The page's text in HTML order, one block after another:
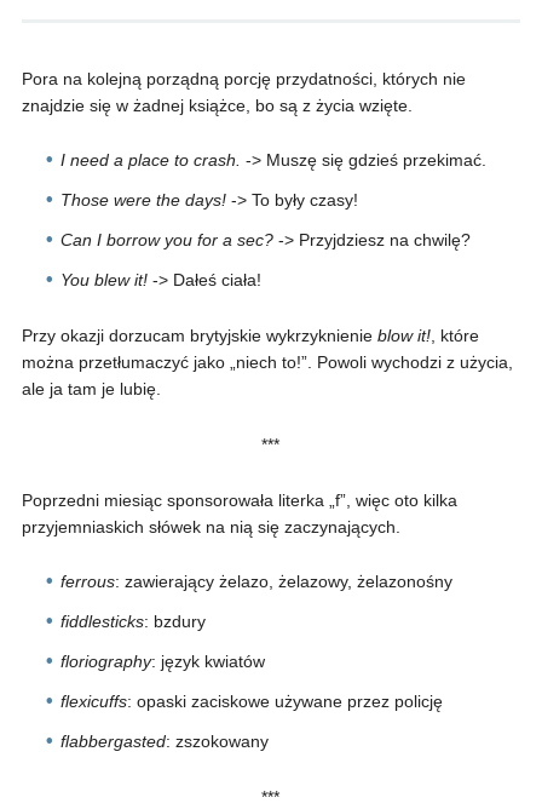
Pora na kolejną porządną porcję przydatności, których nie
znajdzie się w żadnej książce, bo są z życia wzięte.
I need a place to crash. -> Muszę się gdzieś przekimać.
Those were the days!-> To były czasy!
Can I borrow you for a sec?-> Przyjdziesz na chwilę?
You blew it!-> Dałeś ciała!
Przy okazji dorzucam brytyjskie wykrzyknienie blow it!, które
można przetłumaczyć jako „niech to!”. Powoli wychodzi z użycia,
ale ja tam je lubię.
***
Poprzedni miesiąc sponsorowała literka „f”, więc oto kilka
przyjemniaskich słówek na nią się zaczynających.
ferrous: zawierający żelazo, żelazowy, żelazonośny
fiddlesticks: bzdury
floriography: język kwiatów
flexicuffs: opaski zaciskowe używane przez policję
flabbergasted: zszokowany
***